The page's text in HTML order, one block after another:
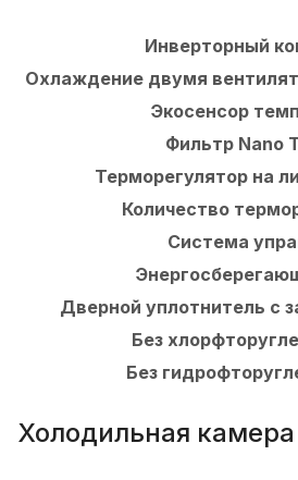
Инверторный
Охлаждение двумя
Экосенсор
Фильтр Nano
Терморегулятор на
Количество
Система
Дверной уплотнитель с
Без
Без
Холодильная камера